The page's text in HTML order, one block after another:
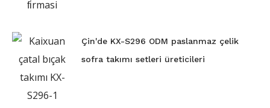
Çin'de KX-S296 ODM paslanmaz çelik
sofra takımı setleri üreticileri